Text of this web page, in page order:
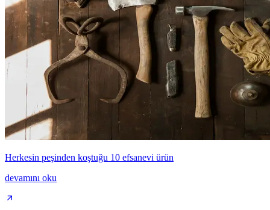
Herkesin peşinden koştuğu 10 efsanevi ürün
devamını oku